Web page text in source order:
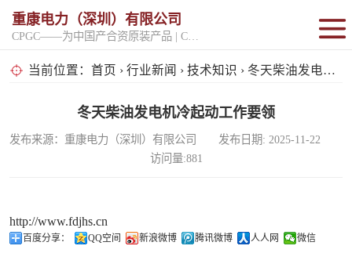
重康电力（深圳）有限公司
当前位置： 首页 › 行业新闻 › 技术知识 › 冬天柴油发电机冷起动工作要领
冬天柴油发电机冷起动工作要领
发布来源：重康电力（深圳）有限公司 发布日期: 2025-11-22
访问量:881
http://www.fdjhs.cn
百度分享： QQ空间 新浪微博 腾讯微博 人人网 微信
固定开架式
移动电站